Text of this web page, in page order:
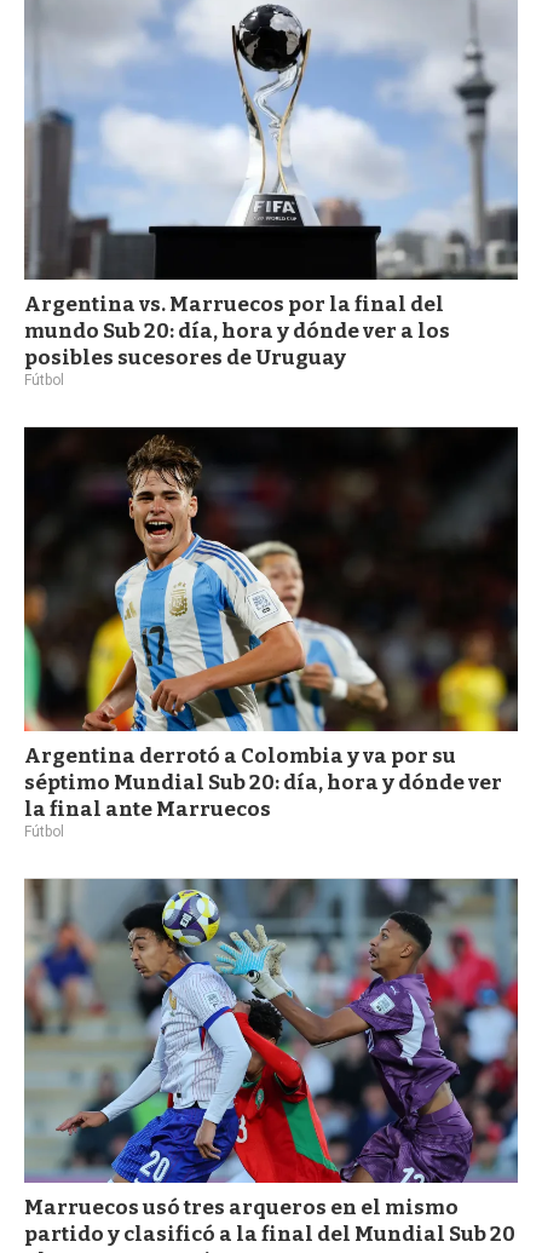
Argentina vs. Marruecos por la final del
mundo Sub 20: día, hora y dónde ver a los
posibles sucesores de Uruguay
Fútbol
Argentina derrotó a Colombia y va por su
séptimo Mundial Sub 20: día, hora y dónde ver
la final ante Marruecos
Fútbol
Marruecos usó tres arqueros en el mismo
partido y clasificó a la final del Mundial Sub 20